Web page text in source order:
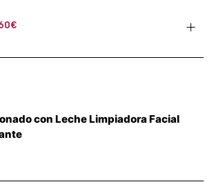
€
con Leche Limpiadora Facial